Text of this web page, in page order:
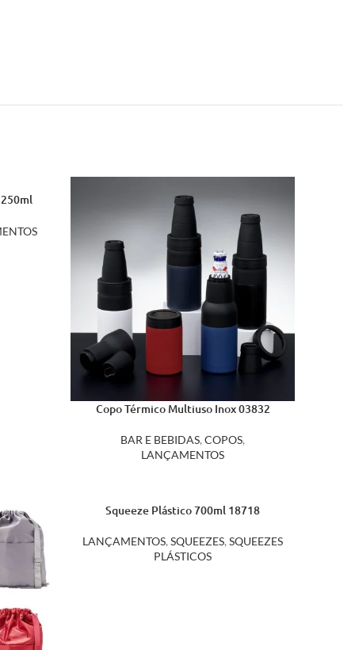
Copo Térmico Multiuso Inox 03832
BAR E BEBIDAS, COPOS,
LANÇAMENTOS
Squeeze Plástico 700ml 18718
LANÇAMENTOS, SQUEEZES, SQUEEZES
PLÁSTICOS